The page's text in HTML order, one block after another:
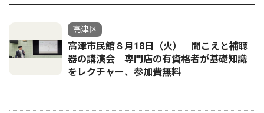
高津区
高津市民館８月18日（火） 聞こえと補聴
器の講演会 専門店の有資格者が基礎知識
をレクチャー、参加費無料